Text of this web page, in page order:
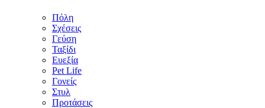
Πόλη
Σχέσεις
Γεύση
Ταξίδι
Ευεξία
Pet Life
Γονείς
Στυλ
Προτάσεις